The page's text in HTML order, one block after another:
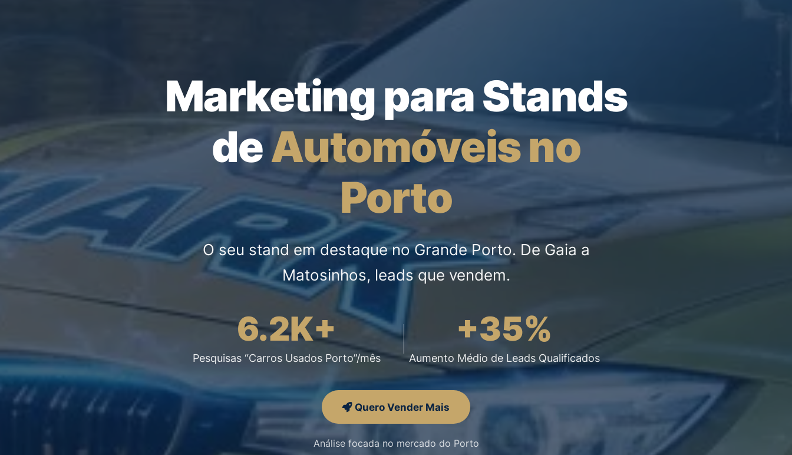
Marketing para Stands
deAutomóveis no
Porto
O seu stand em destaque no Grande Porto. De Gaia a
Matosinhos, leads que vendem.
6.2K+
Pesquisas “Carros Usados Porto”/mês
+35%
Aumento Médio de Leads Qualificados
Quero Vender Mais
Análise focada no mercado do Porto